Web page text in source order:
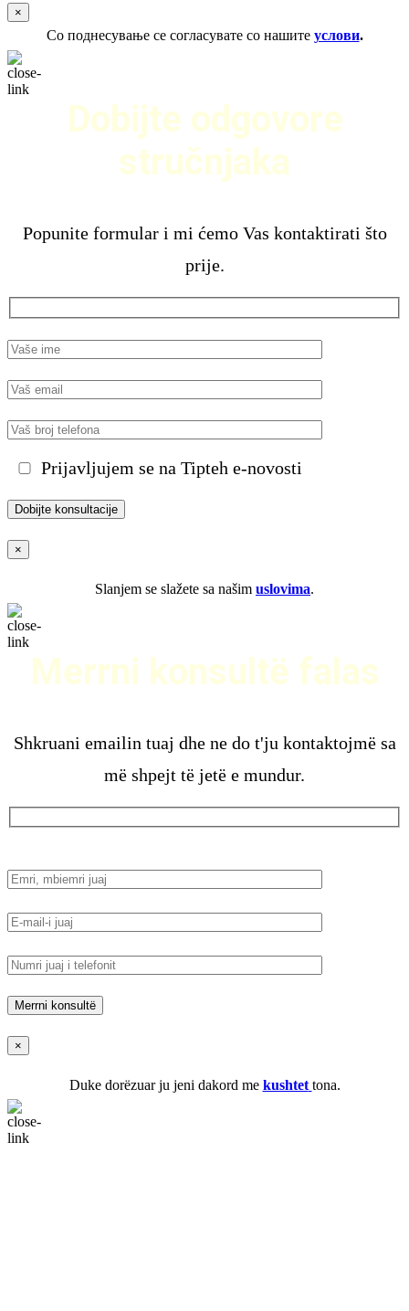
×
Со поднесување се согласувате со нашите услови.
Dobijte odgovore
stručnjaka
Popunite formular i mi ćemo Vas kontaktirati što
prije.
Prijavljujem se na Tipteh e-novosti
×
Slanjem se slažete sa našim uslovima.
Merrni konsultë falas
Shkruani emailin tuaj dhe ne do t'ju kontaktojmë sa
më shpejt të jetë e mundur.
×
Duke dorëzuar ju jeni dakord me kushtet tona.